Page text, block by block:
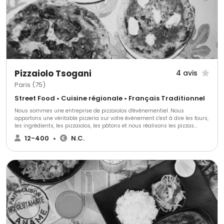
Pizzaiolo Tsogani 4 avis
Paris (75)
Street Food • Cuisine régionale • Français Traditionnel
Nous sommes une entreprise de pizzaiolos d'événementiel. Nous
apportons une véritable pizzeria sur votre événement c'est à dire les fours,
les ingrédients, les pizzaiolos, les pâtons et nous réalisons les pizzas
devant vos convives tout au long de l'événement !
12-400 • N.C.